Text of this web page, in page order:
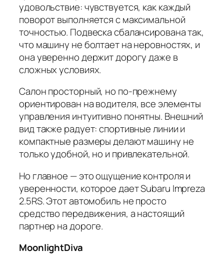
удовольствие: чувствуется, как каждый
поворот выполняется с максимальной
точностью. Подвеска сбалансирована так,
что машину не болтает на неровностях, и
она уверенно держит дорогу даже в
сложных условиях.
Салон просторный, но по-прежнему
ориентирован на водителя, все элементы
управления интуитивно понятны. Внешний
вид также радует: спортивные линии и
компактные размеры делают машину не
только удобной, но и привлекательной.
Но главное — это ощущение контроля и
уверенности, которое дает Subaru Impreza
2.5RS. Этот автомобиль не просто
средство передвижения, а настоящий
партнер на дороге.
MoonlightDiva